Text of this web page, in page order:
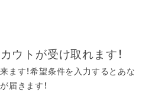
ウトが受け取れます！
ます！希望条件を入力するとあな
届きます！